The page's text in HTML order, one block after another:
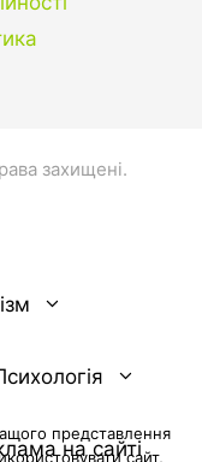
захищені.
на сайті
представлення
сайт,